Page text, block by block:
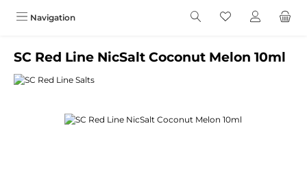
Navigation Du hast 0
SC Red Line NicSalt Coconut Melon 10ml
Bildergalerie überspringen